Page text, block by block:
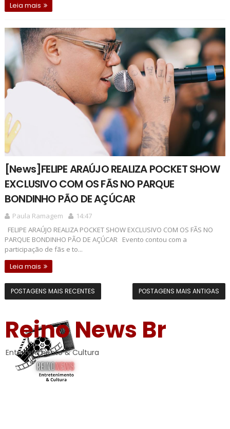
Leia mais
[News]FELIPE ARAÚJO REALIZA POCKET SHOW
EXCLUSIVO COM OS FÃS NO PARQUE
BONDINHO PÃO DE AÇÚCAR
Paula Ramagem
14:47
FELIPE ARAÚJO REALIZA POCKET SHOW EXCLUSIVO COM OS FÃS NO
PARQUE BONDINHO PÃO DE AÇÚCAR Evento contou com a
participação de fãs e to...
Leia mais
POSTAGENS MAIS RECENTES POSTAGENS MAIS ANTIGAS
Reino News Br
Entretenimento & Cultura